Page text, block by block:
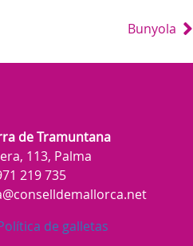
Bunyola
de Tramuntana
113, Palma
219 735
de galletas